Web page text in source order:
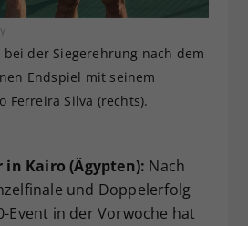
bei der Siegerehrung nach dem
Endspiel mit seinem
Ferreira Silva (rechts).
in Kairo (Ägypten): Nach
und Doppelerfolg
Event in der Vorwoche hat